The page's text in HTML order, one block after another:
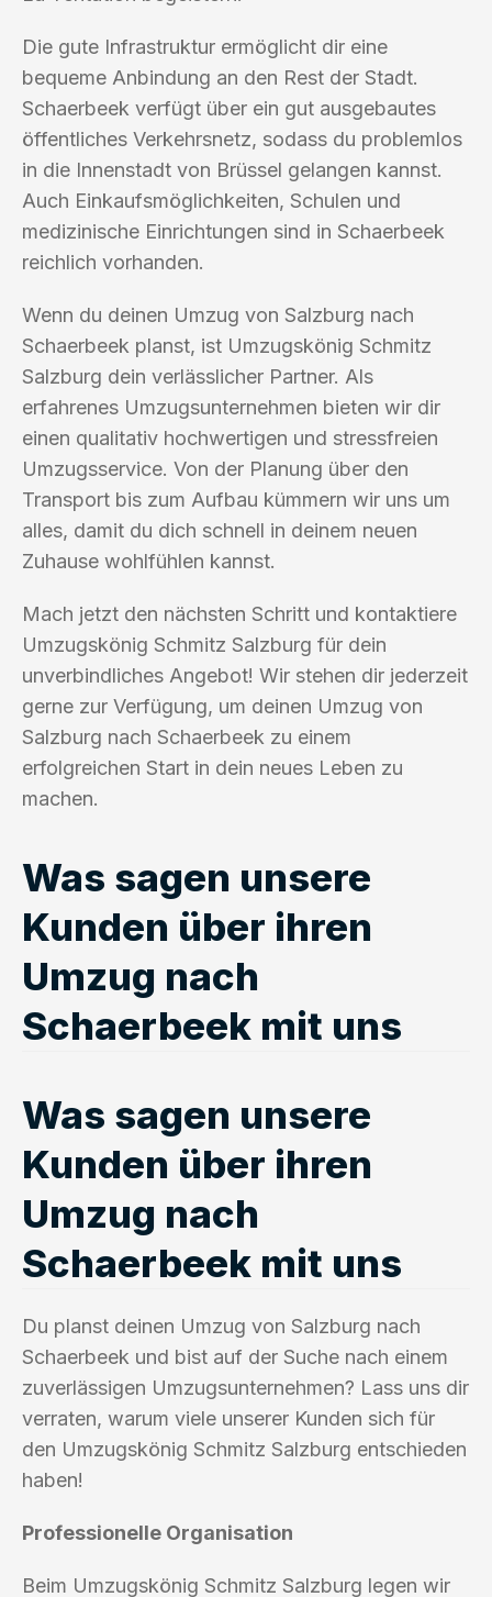
Die gute Infrastruktur ermöglicht dir eine
bequeme Anbindung an den Rest der Stadt.
Schaerbeek verfügt über ein gut ausgebautes
öffentliches Verkehrsnetz, sodass du problemlos
in die Innenstadt von Brüssel gelangen kannst.
Auch Einkaufsmöglichkeiten, Schulen und
medizinische Einrichtungen sind in Schaerbeek
reichlich vorhanden.
Wenn du deinen Umzug von Salzburg nach
Schaerbeek planst, ist Umzugskönig Schmitz
Salzburg dein verlässlicher Partner. Als
erfahrenes Umzugsunternehmen bieten wir dir
einen qualitativ hochwertigen und stressfreien
Umzugsservice. Von der Planung über den
Transport bis zum Aufbau kümmern wir uns um
alles, damit du dich schnell in deinem neuen
Zuhause wohlfühlen kannst.
Mach jetzt den nächsten Schritt und kontaktiere
Umzugskönig Schmitz Salzburg für dein
unverbindliches Angebot! Wir stehen dir jederzeit
gerne zur Verfügung, um deinen Umzug von
Salzburg nach Schaerbeek zu einem
erfolgreichen Start in dein neues Leben zu
machen.
Was sagen unsere
Kunden über ihren
Umzug nach
Schaerbeek mit uns
Was sagen unsere
Kunden über ihren
Umzug nach
Schaerbeek mit uns
Du planst deinen Umzug von Salzburg nach
Schaerbeek und bist auf der Suche nach einem
zuverlässigen Umzugsunternehmen? Lass uns dir
verraten, warum viele unserer Kunden sich für
den Umzugskönig Schmitz Salzburg entschieden
haben!
Professionelle Organisation
Beim Umzugskönig Schmitz Salzburg legen wir